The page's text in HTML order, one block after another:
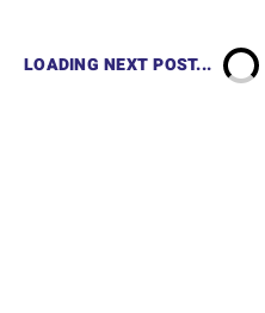
LOADING NEXT POST...